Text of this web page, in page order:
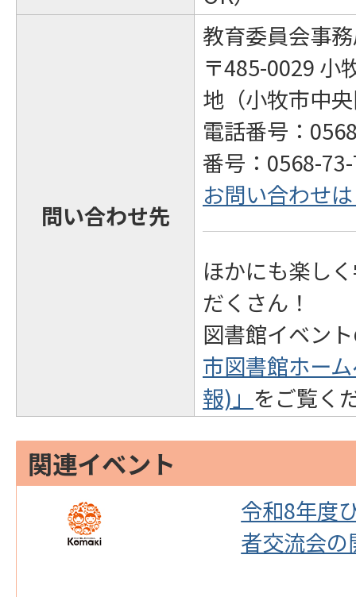
問い合わせ先
教育委員会事
〒485-0029 小
地（小牧市中
電話番号：
番号：0568-
お問い合わせ
ほかにも楽し
だくさん！
図書館イベン
市図書館ホー
報)」 をご覧く
関連イベント
令和8年度
者交流会